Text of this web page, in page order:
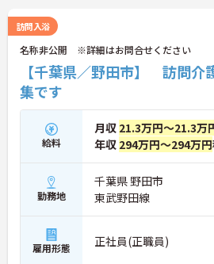
訪問入浴
名称非公開 ※詳細はお問合せください
【千葉県／野田市】 訪問介
集です
給料
月収 21.3万円～21.3万
年収 294万円～294万円
勤務地
千葉県 野田市
東武野田線
雇用形態 正社員(正職員)